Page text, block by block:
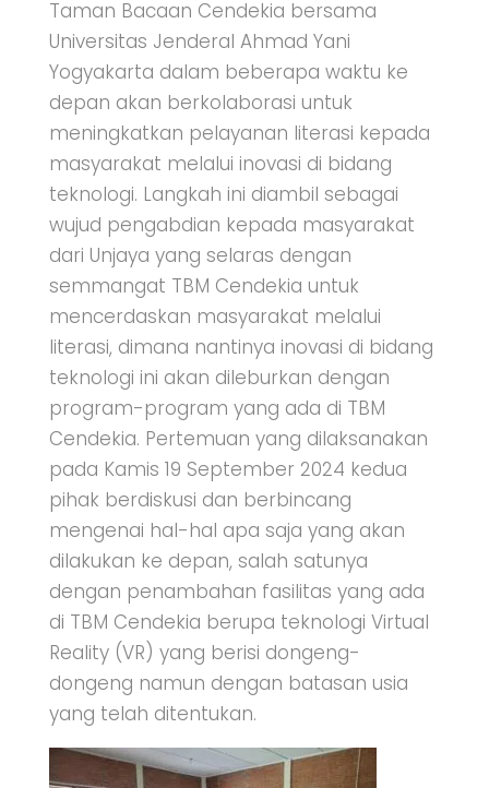
Taman Bacaan Cendekia bersama
Universitas Jenderal Ahmad Yani
Yogyakarta dalam beberapa waktu ke
depan akan berkolaborasi untuk
meningkatkan pelayanan literasi kepada
masyarakat melalui inovasi di bidang
teknologi. Langkah ini diambil sebagai
wujud pengabdian kepada masyarakat
dari Unjaya yang selaras dengan
semmangat TBM Cendekia untuk
mencerdaskan masyarakat melalui
literasi, dimana nantinya inovasi di bidang
teknologi ini akan dileburkan dengan
program-program yang ada di TBM
Cendekia. Pertemuan yang dilaksanakan
pada Kamis 19 September 2024 kedua
pihak berdiskusi dan berbincang
mengenai hal-hal apa saja yang akan
dilakukan ke depan, salah satunya
dengan penambahan fasilitas yang ada
di TBM Cendekia berupa teknologi Virtual
Reality (VR) yang berisi dongeng-
dongeng namun dengan batasan usia
yang telah ditentukan.